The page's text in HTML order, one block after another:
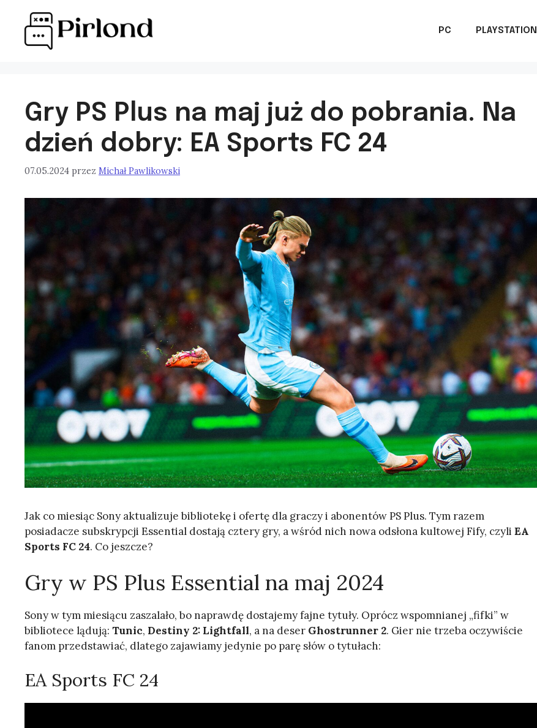
PC PLAYSTATION
Gry PS Plus na maj już do pobrania. Na
dzień dobry: EA Sports FC 24
07.05.2024 przez Michał Pawlikowski
Jak co miesiąc Sony aktualizuje bibliotekę i ofertę dla graczy i abonentów PS Plus. Tym razem
posiadacze subskrypcji Essential dostają cztery gry, a wśród nich nowa odsłona kultowej Fify, czyli EA
Sports FC 24. Co jeszcze?
Gry w PS Plus Essential na maj 2024
Sony w tym miesiącu zaszalało, bo naprawdę dostajemy fajne tytuły. Oprócz wspomnianej „fifki” w
bibliotece lądują: Tunic, Destiny 2: Lightfall, a na deser Ghostrunner 2. Gier nie trzeba oczywiście
fanom przedstawiać, dlatego zajawiamy jedynie po parę słów o tytułach:
EA Sports FC 24